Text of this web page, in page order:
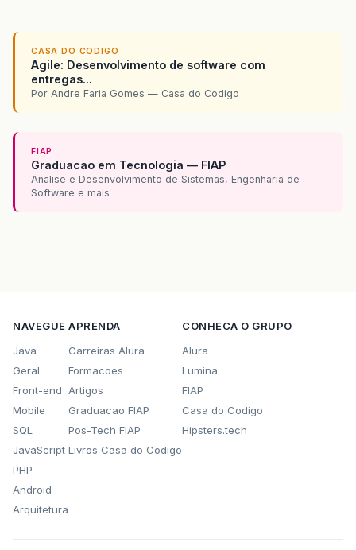
CASA DO CODIGO
Agile: Desenvolvimento de software com
entregas...
Por Andre Faria Gomes — Casa do Codigo
FIAP
Graduacao em Tecnologia — FIAP
Analise e Desenvolvimento de Sistemas, Engenharia de
Software e mais
NAVEGUE
Java
Geral
Front-end
Mobile
SQL
JavaScript
PHP
Android
Arquitetura
APRENDA
Carreiras Alura
Formacoes
Artigos
Graduacao FIAP
Pos-Tech FIAP
Livros Casa do Codigo
CONHECA O GRUPO
Alura
Lumina
FIAP
Casa do Codigo
Hipsters.tech